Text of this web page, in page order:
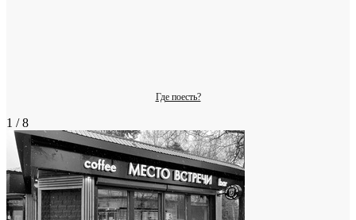
Где поесть?
1 / 8